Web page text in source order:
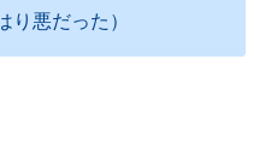
り悪だった）